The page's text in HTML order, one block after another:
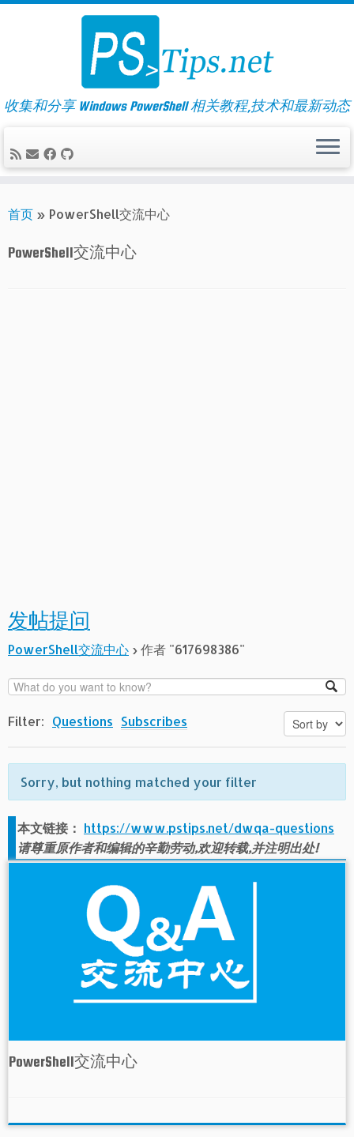
Skip
收集和分享 Windows PowerShell 相关教程,技术和最新动态
首页 » PowerShell交流中心
PowerShell交流中心
发帖提问
PowerShell交流中心 › 作者 "617698386"
Filter: Questions Subscribes
Sorry, but nothing matched your filter
本文链接： https://www.pstips.net/dwqa-questions
请尊重原作者和编辑的辛勤劳动,欢迎转载,并注明出处!
PowerShell交流中心